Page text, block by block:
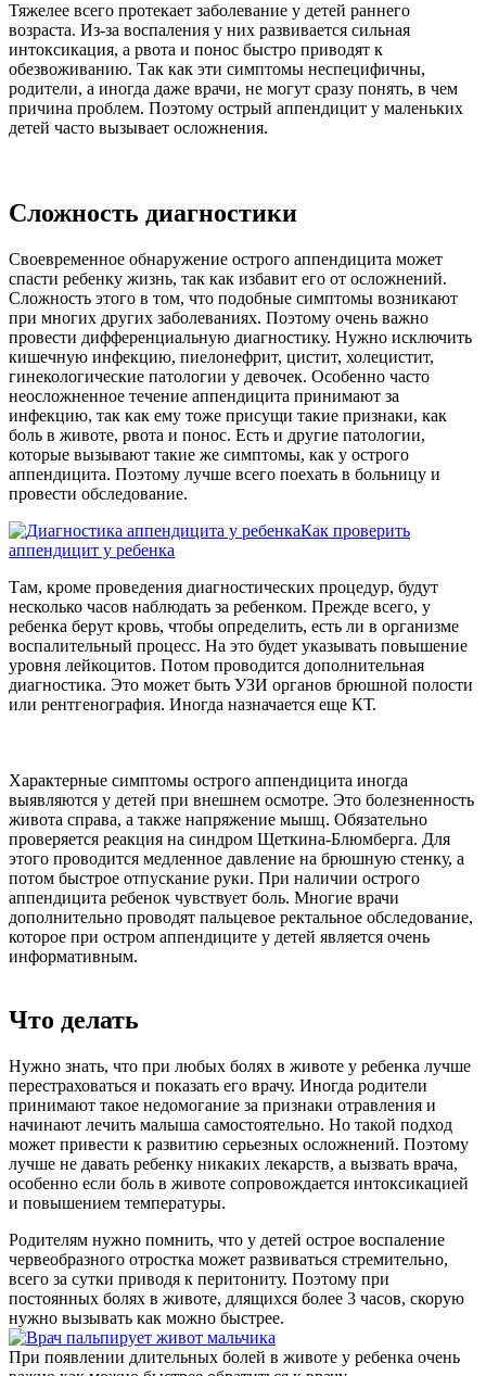
Тяжелее всего протекает заболевание у детей раннего
возраста. Из-за воспаления у них развивается сильная
интоксикация, а рвота и понос быстро приводят к
обезвоживанию. Так как эти симптомы неспецифичны,
родители, а иногда даже врачи, не могут сразу понять, в чем
причина проблем. Поэтому острый аппендицит у маленьких
детей часто вызывает осложнения.
Сложность диагностики
Своевременное обнаружение острого аппендицита может
спасти ребенку жизнь, так как избавит его от осложнений.
Сложность этого в том, что подобные симптомы возникают
при многих других заболеваниях. Поэтому очень важно
провести дифференциальную диагностику. Нужно исключить
кишечную инфекцию, пиелонефрит, цистит, холецистит,
гинекологические патологии у девочек. Особенно часто
неосложненное течение аппендицита принимают за
инфекцию, так как ему тоже присущи такие признаки, как
боль в животе, рвота и понос. Есть и другие патологии,
которые вызывают такие же симптомы, как у острого
аппендицита. Поэтому лучше всего поехать в больницу и
провести обследование.
Как проверить
аппендицит у ребенка
Там, кроме проведения диагностических процедур, будут
несколько часов наблюдать за ребенком. Прежде всего, у
ребенка берут кровь, чтобы определить, есть ли в организме
воспалительный процесс. На это будет указывать повышение
уровня лейкоцитов. Потом проводится дополнительная
диагностика. Это может быть УЗИ органов брюшной полости
или рентгенография. Иногда назначается еще КТ.
Характерные симптомы острого аппендицита иногда
выявляются у детей при внешнем осмотре. Это болезненность
живота справа, а также напряжение мышц. Обязательно
проверяется реакция на синдром Щеткина-Блюмберга. Для
этого проводится медленное давление на брюшную стенку, а
потом быстрое отпускание руки. При наличии острого
аппендицита ребенок чувствует боль. Многие врачи
дополнительно проводят пальцевое ректальное обследование,
которое при остром аппендиците у детей является очень
информативным.
Что делать
Нужно знать, что при любых болях в животе у ребенка лучше
перестраховаться и показать его врачу. Иногда родители
принимают такое недомогание за признаки отравления и
начинают лечить малыша самостоятельно. Но такой подход
может привести к развитию серьезных осложнений. Поэтому
лучше не давать ребенку никаких лекарств, а вызвать врача,
особенно если боль в животе сопровождается интоксикацией
и повышением температуры.
Родителям нужно помнить, что у детей острое воспаление
червеобразного отростка может развиваться стремительно,
всего за сутки приводя к перитониту. Поэтому при
постоянных болях в животе, длящихся более 3 часов, скорую
нужно вызывать как можно быстрее.
При появлении длительных болей в животе у ребенка очень